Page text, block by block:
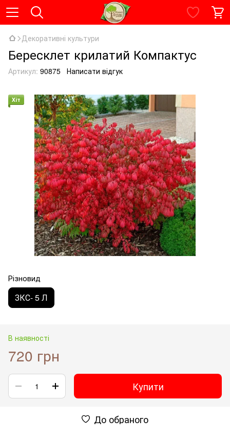
Декоративні культури
Бересклет крилатий Компактус
Артикул: 90875 Написати відгук
Хіт
Різновид
ЗКС- 5 Л
В наявності
720 грн
Купити
До обраного